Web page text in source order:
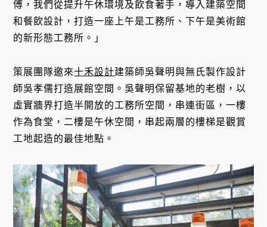
傅，我們從提升午休環境及飲食著手，導入建築空間
和餐飲設計，打造一座上午是工務所、下午是美術館
的新形態工務所。」
策展團隊邀來十禾設計建築師吳聲明與無氏製作設計
師吳孝儒打造展館空間。吳聲明保留基地的老樹，以
虛實牆界打造半開放的工務所空間，串連街區，一樓
作為食堂，二樓是午休空間，串起兩層的樓梯是觀賞
工地起造的最佳地點。